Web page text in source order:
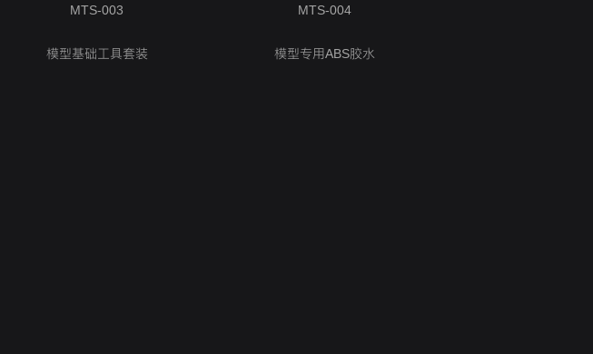
MTS-003
模型基础工具套装
MTS-004
模型专用ABS胶水